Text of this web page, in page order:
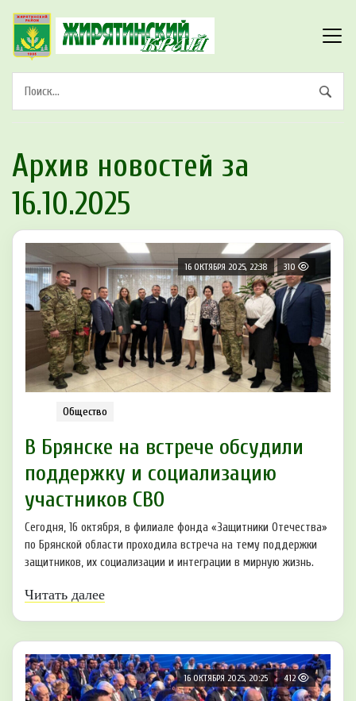
Архив новостей за
16.10.2025
16 ОКТЯБРЯ 2025, 22:38 310
Общество
В Брянске на встрече обсудили
поддержку и социализацию
участников СВО
Сегодня, 16 октября, в филиале фонда «Защитники Отечества»
по Брянской области проходила встреча на тему поддержки
защитников, их социализации и интеграции в мирную жизнь.
Читать далее
16 ОКТЯБРЯ 2025, 20:25 412